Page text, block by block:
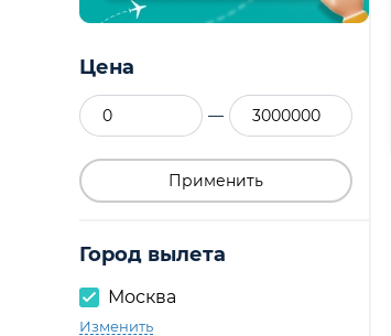
Цена
—
Применить
Город вылета
Москва
Изменить